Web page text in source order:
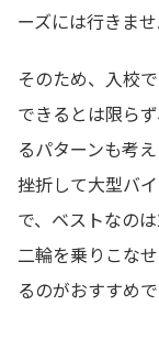
ーズには行きませ
そのため、入校
できるとは限ら
るパターンも考え
挫折して大型バ
で、ベストなの
二輪を乗りこな
るのがおすすめで